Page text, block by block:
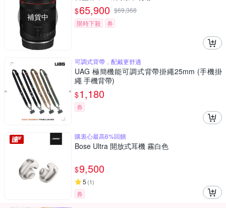
補貨中
$65,900 $69,368
限時下殺
券
可調式背帶，配戴更舒適
UAG 極簡機能可調式背帶掛繩25mm (手機掛
繩 手機背帶)
$1,180
券
購衷心最高6%回饋
Bose Ultra 開放式耳機 霧白色
$9,500
5 (1)
券